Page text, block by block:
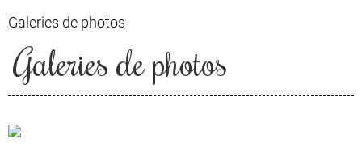
Galeries de photos
Galeries de photos